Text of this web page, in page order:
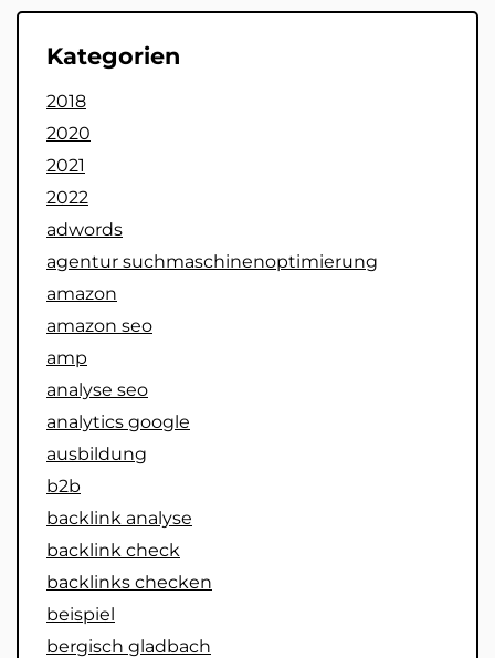
Kategorien
2018
2020
2021
2022
adwords
agentur suchmaschinenoptimierung
amazon
amazon seo
amp
analyse seo
analytics google
ausbildung
b2b
backlink analyse
backlink check
backlinks checken
beispiel
bergisch gladbach